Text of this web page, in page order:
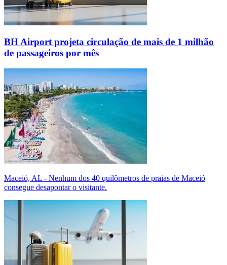
BH Airport projeta circulação de mais de 1 milhão
de passageiros por mês
Maceió, AL - Nenhum dos 40 quilômetros de praias de Maceió
consegue desapontar o visitante.